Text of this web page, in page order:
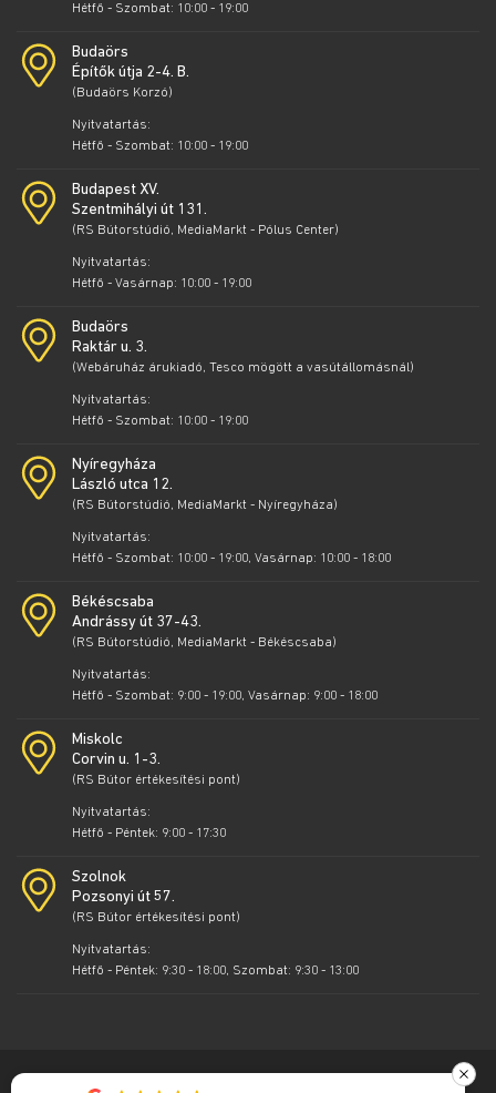
Hétfő - Szombat: 10:00 - 19:00
Budaörs
Építők útja 2-4. B.
(Budaörs Korzó)
Nyitvatartás:
Hétfő - Szombat: 10:00 - 19:00
Budapest XV.
Szentmihályi út 131.
(RS Bútorstúdió, MediaMarkt - Pólus Center)
Nyitvatartás:
Hétfő - Vasárnap: 10:00 - 19:00
Budaörs
Raktár u. 3.
(Webáruház árukiadó, Tesco mögött a vasútállomásnál)
Nyitvatartás:
Hétfő - Szombat: 10:00 - 19:00
Nyíregyháza
László utca 12.
(RS Bútorstúdió, MediaMarkt - Nyíregyháza)
Nyitvatartás:
Hétfő - Szombat: 10:00 - 19:00, Vasárnap: 10:00 - 18:00
Békéscsaba
Andrássy út 37-43.
(RS Bútorstúdió, MediaMarkt - Békéscsaba)
Nyitvatartás:
Hétfő - Szombat: 9:00 - 19:00, Vasárnap: 9:00 - 18:00
Miskolc
Corvin u. 1-3.
(RS Bútor értékesítési pont)
Nyitvatartás:
Hétfő - Péntek: 9:00 - 17:30
Szolnok
Pozsonyi út 57.
(RS Bútor értékesítési pont)
Nyitvatartás:
Hétfő - Péntek: 9:30 - 18:00, Szombat: 9:30 - 13:00